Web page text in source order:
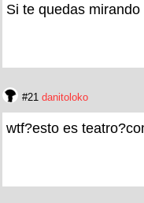
Si te quedas
#21 danitoloko
wtf?esto es